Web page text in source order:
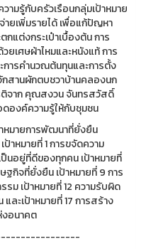
ามรู้กับครัวเรือนกลุ่มเป้าหมาย
ายเพิ่มรายได้ เพื่อแก้ปัญหา
แต่งกระเป๋าเบื้องต้น การ
ยเศษผ้าไหมและหนังแท้ การ
การคำนวณต้นทุนและการตั้ง
กสานผักตบชวาบ้านคลองนก
ติจาก คุณสงวน จันทรสวัสดิ์
องค์ความรู้ให้กับชุมชน
หมายการพัฒนาที่ยั่งยืน
าหมายที่ 1 การขจัดความ
ป็นอยู่ที่ดีของทุกคน เป้าหมายที่
ฐกิจที่ยั่งยืน เป้าหมายที่ 9 การ
ม เป้าหมายที่ 12 ความรับผิด
ะเป้าหมายที่ 17 การสร้าง
งอนาคต